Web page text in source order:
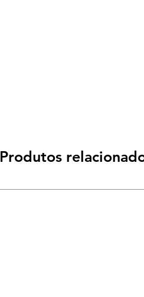
Produtos